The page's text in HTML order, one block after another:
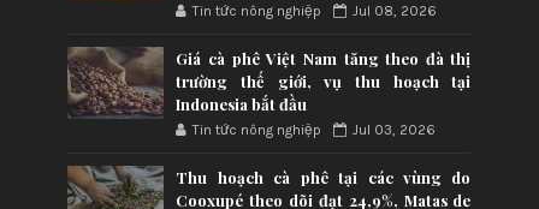
Tin tức nông nghiệp Jul 08, 2026
Giá cà phê Việt Nam tăng theo đà thị
trường thế giới, vụ thu hoạch tại
Indonesia bắt đầu
Tin tức nông nghiệp Jul 03, 2026
Thu hoạch cà phê tại các vùng do
Cooxupé theo dõi đạt 24,9%, Matas de